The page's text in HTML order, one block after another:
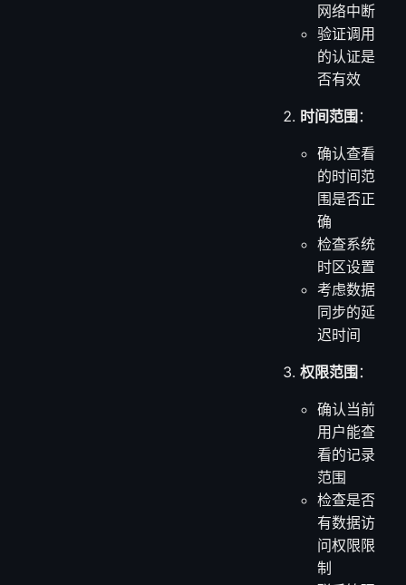
网络中断
验证调用
的认证是
否有效
时间范围：
确认查看
的时间范
围是否正
确
检查系统
时区设置
考虑数据
同步的延
迟时间
权限范围：
确认当前
用户能查
看的记录
范围
检查是否
有数据访
问权限限
制